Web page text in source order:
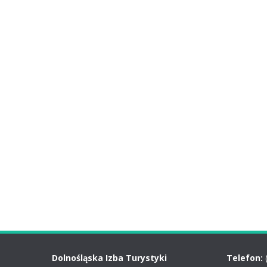
Dolnośląska Izba Turystyki
Telefon: